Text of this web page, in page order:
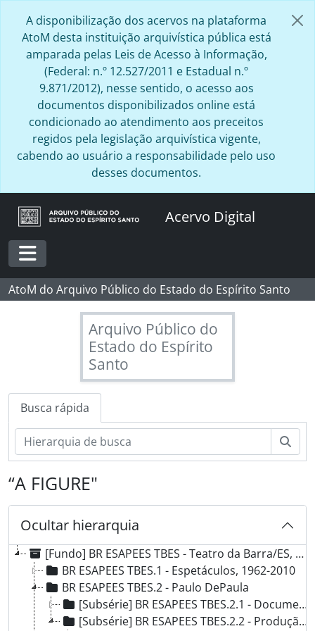
A disponibilização dos acervos na plataforma
AtoM desta instituição arquivística pública está
amparada pelas Leis de Acesso à Informação,
(Federal: n.º 12.527/2011 e Estadual n.º
9.871/2012), nesse sentido, o acesso aos
documentos disponibilizados online está
condicionado ao atendimento aos preceitos
regidos pela legislação arquivística vigente,
cabendo ao usuário a responsabilidade pelo uso
desses documentos.
Acervo Digital
Toggle navigation
AtoM do Arquivo Público do Estado do Espírito Santo
Arquivo Público do
Estado do Espírito
Santo
Busca rápida
“A FIGURE"
Ocultar hierarquia
[Fundo] BR ESAPEES TBES - Teatro da Barra/ES, 1935 - 2010
BR ESAPEES TBES.1 - Espetáculos, 1962-2010
BR ESAPEES TBES.2 - Paulo DePaula
[Subsérie] BR ESAPEES TBES.2.1 - Documentos Pessoais, 1949-2003
[Subsérie] BR ESAPEES TBES.2.2 - Produção Intelectual, 1949-2009